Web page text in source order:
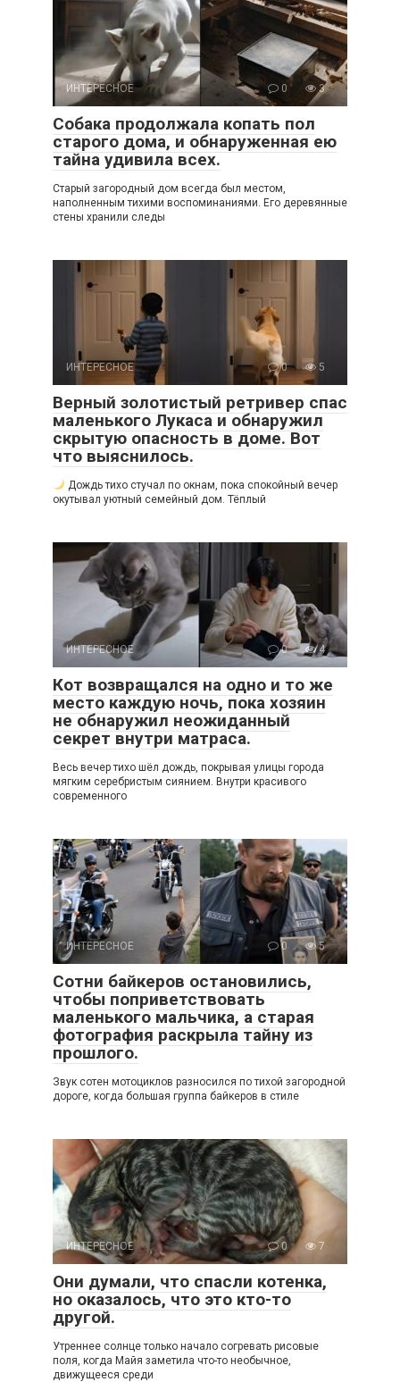
ИНТЕРЕСНОЕ 0 3
Собака продолжала копать пол
старого дома, и обнаруженная ею
тайна удивила всех.
Старый загородный дом всегда был местом,
наполненным тихими воспоминаниями. Его деревянные
стены хранили следы
ИНТЕРЕСНОЕ 0 5
Верный золотистый ретривер спас
маленького Лукаса и обнаружил
скрытую опасность в доме. Вот
что выяснилось.
Дождь тихо стучал по окнам, пока спокойный вечер
окутывал уютный семейный дом. Тёплый
ИНТЕРЕСНОЕ 0 4
Кот возвращался на одно и то же
место каждую ночь, пока хозяин
не обнаружил неожиданный
секрет внутри матраса.
Весь вечер тихо шёл дождь, покрывая улицы города
мягким серебристым сиянием. Внутри красивого
современного
ИНТЕРЕСНОЕ 0 5
Сотни байкеров остановились,
чтобы поприветствовать
маленького мальчика, а старая
фотография раскрыла тайну из
прошлого.
Звук сотен мотоциклов разносился по тихой загородной
дороге, когда большая группа байкеров в стиле
ИНТЕРЕСНОЕ 0 7
Они думали, что спасли котенка,
но оказалось, что это кто-то
другой.
Утреннее солнце только начало согревать рисовые
поля, когда Майя заметила что-то необычное,
движущееся среди